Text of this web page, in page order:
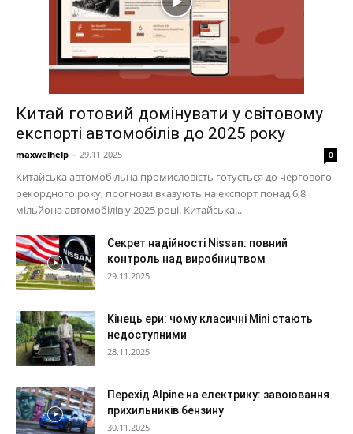
Китай готовий домінувати у світовому
експорті автомобілів до 2025 року
maxwelhelp - 29.11.2025 0
Китайська автомобільна промисловість готується до чергового
рекордного року, прогнози вказують на експорт понад 6,8
мільйона автомобілів у 2025 році. Китайська...
Секрет надійності Nissan: повний
контроль над виробництвом
29.11.2025
Кінець ери: чому класичні Mini стають
недоступними
28.11.2025
Перехід Alpine на електрику: завоювання
прихильників бензину
30.11.2025